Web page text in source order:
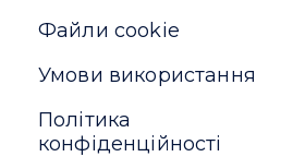
Файли cookie
Умови використання
Політика
конфіденційності